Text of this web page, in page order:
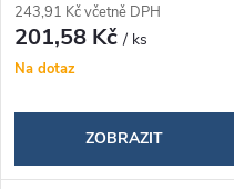
d
u
k
d
u
243,91 Kč včetně DPH
201,58 Kč/ ks
Na dotaz
ZOBRAZIT